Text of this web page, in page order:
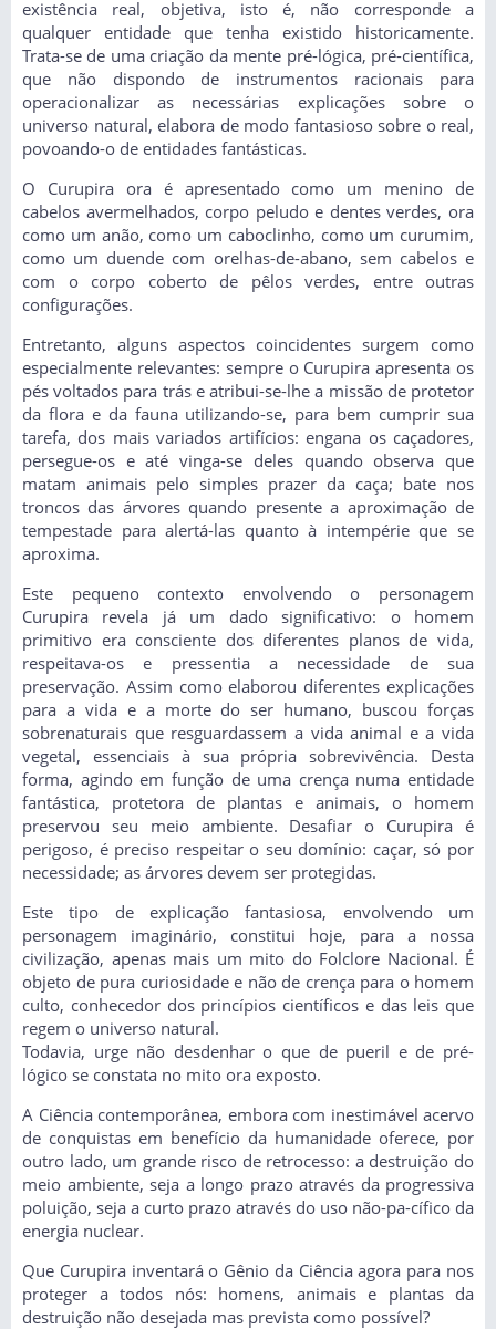
existência real, objetiva, isto é, não corresponde a
qualquer entidade que tenha existido historicamente.
Trata-se de uma criação da mente pré-lógica, pré-científica,
que não dispondo de instrumentos racionais para
operacionalizar as necessárias explicações sobre o
universo natural, elabora de modo fantasioso sobre o real,
povoando-o de entidades fantásticas.
O Curupira ora é apresentado como um menino de
cabelos avermelhados, corpo peludo e dentes verdes, ora
como um anão, como um caboclinho, como um curumim,
como um duende com orelhas-de-abano, sem cabelos e
com o corpo coberto de pêlos verdes, entre outras
configurações.
Entretanto, alguns aspectos coincidentes surgem como
especialmente relevantes: sempre o Curupira apresenta os
pés voltados para trás e atribui-se-lhe a missão de protetor
da flora e da fauna utilizando-se, para bem cumprir sua
tarefa, dos mais variados artifícios: engana os caçadores,
persegue-os e até vinga-se deles quando observa que
matam animais pelo simples prazer da caça; bate nos
troncos das árvores quando presente a aproximação de
tempestade para alertá-las quanto à intempérie que se
aproxima.
Este pequeno contexto envolvendo o personagem
Curupira revela já um dado significativo: o homem
primitivo era consciente dos diferentes planos de vida,
respeitava-os e pressentia a necessidade de sua
preservação. Assim como elaborou diferentes explicações
para a vida e a morte do ser humano, buscou forças
sobrenaturais que resguardassem a vida animal e a vida
vegetal, essenciais à sua própria sobrevivência. Desta
forma, agindo em função de uma crença numa entidade
fantástica, protetora de plantas e animais, o homem
preservou seu meio ambiente. Desafiar o Curupira é
perigoso, é preciso respeitar o seu domínio: caçar, só por
necessidade; as árvores devem ser protegidas.
Este tipo de explicação fantasiosa, envolvendo um
personagem imaginário, constitui hoje, para a nossa
civilização, apenas mais um mito do Folclore Nacional. É
objeto de pura curiosidade e não de crença para o homem
culto, conhecedor dos princípios científicos e das leis que
regem o universo natural.
Todavia, urge não desdenhar o que de pueril e de pré-
lógico se constata no mito ora exposto.
A Ciência contemporânea, embora com inestimável acervo
de conquistas em benefício da humanidade oferece, por
outro lado, um grande risco de retrocesso: a destruição do
meio ambiente, seja a longo prazo através da progressiva
poluição, seja a curto prazo através do uso não-pa-cífico da
energia nuclear.
Que Curupira inventará o Gênio da Ciência agora para nos
proteger a todos nós: homens, animais e plantas da
destruição não desejada mas prevista como possível?